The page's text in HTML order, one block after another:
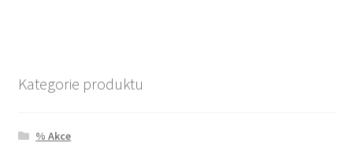
Kategorie produktu
% Akce